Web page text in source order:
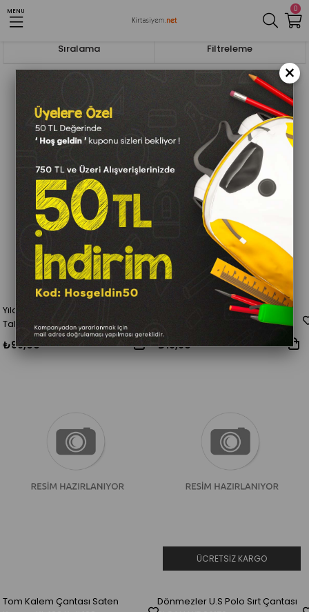
0
MENUAnasayfa
Filtreleme
Sıralama
Yıldız Çanta Araba Üç Ok İlkokul
Takım 04110
₺99,00
Burak Çanta 8069
₺19,90
Tom Kalem Çantası Saten
Dönmezler U.S Polo Sırt Çantası
ÜCRETSIZ KARGO
×